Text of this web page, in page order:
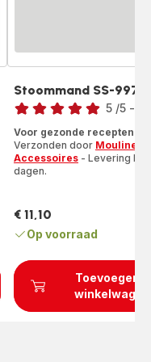
Toevoegen
Stoommand SS-
Beoordeling
met
vijf
sterren
5 /5 -
Voor gezonde recepten!
Verzonden door Moulinex
Accessoires - Levering
dagen.
Prijs
€ 11,10
Op voorraad